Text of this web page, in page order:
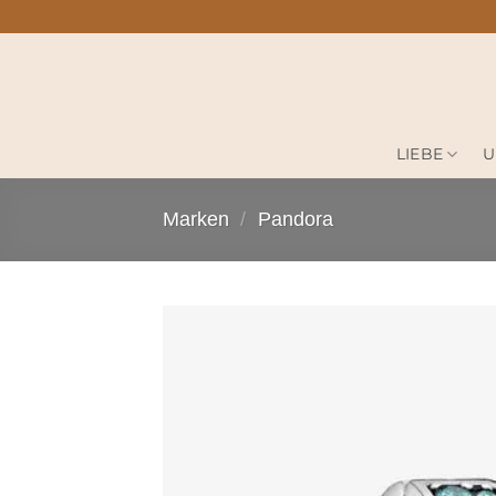
Inhalt
LIEBE
Marken / Pandora